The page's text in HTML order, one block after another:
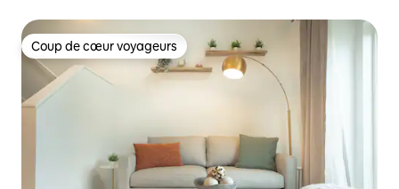
Coup de cœur voyageurs
Coup de cœur voyageurs